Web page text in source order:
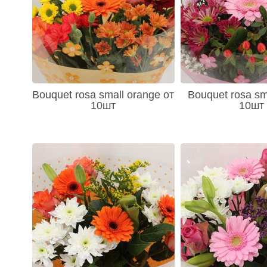
- Куркума (Curcuma) 5
- Краспедия (Craspedia) 134
- Ландыш (Convallaria) 2
- Леукотоэ (Leuco) 38
- Лиатрис (Liatris) 3
- Люпин (Lupinus) 2
- Маттиола (Antirrhinum) 11
- Мох 2
- Нерина (Nerine) 2
- Нарциссы 12
- Озотамнус (Ozothamnus) 2
- Подсолнух (Helianthus) 7
- Посконник (Eupatorium) 4
- Пролеска - Scilla 3
- Ромашки 6
- Ранункулус (Ranunculus) 31
- Рябчик 11
- Статица (Statitsa) 412
- Скабиоза (Scabiosa) 15
- Сирень 2
- Синеголовник (Eryngium) 89
- Солидаго (Solidago) 84
Bouquet rosa small orange от
10шт
Bouquet rosa
10шт